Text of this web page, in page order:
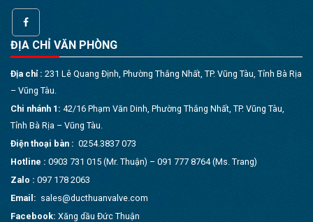
ĐỊA CHỈ VĂN PHÒNG
Địa chỉ : 231 Lê Quang Định, Phường Thắng Nhất, TP. Vũng Tàu, Tỉnh Bà Rịa
– Vũng Tàu.
Chi nhánh 1: 42/16 Phạm Văn Dinh, Phường Thắng Nhất, TP. Vũng Tàu,
Tỉnh Bà Rịa – Vũng Tàu.
Điện thoại bàn : 0254.3837 073
Hotline : 0903 731 015 (Mr. Thuận) – 091 777 8764 (Ms. Trang)
Zalo : 097 178 2063
Email: sales@ducthuanvalve.com
Facebook: Xăng dầu Đức Thuận